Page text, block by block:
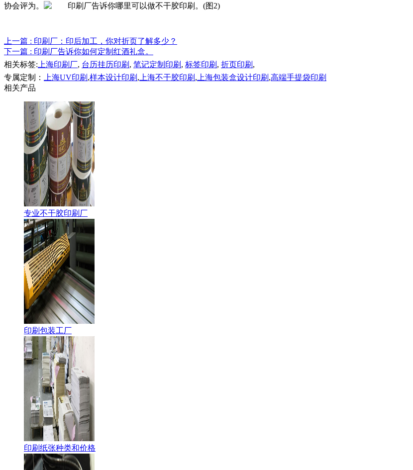
协会评为。
上一篇 : 印刷厂：印后加工，你对折页了解多少？
下一篇 : 印刷厂告诉你如何定制红酒礼盒。
相关标签: 上海印刷厂, 台历挂历印刷 , 笔记定制印刷 , 标签印刷 , 折页印刷 ,
专属定制：
上海UV印刷 ,样本设计印刷 , 上海不干胶印刷 , 上海包装盒设计印刷 ,高端手提袋印刷
相关产品
专业不干胶印刷厂
印刷包装工厂
印刷纸张种类和价格